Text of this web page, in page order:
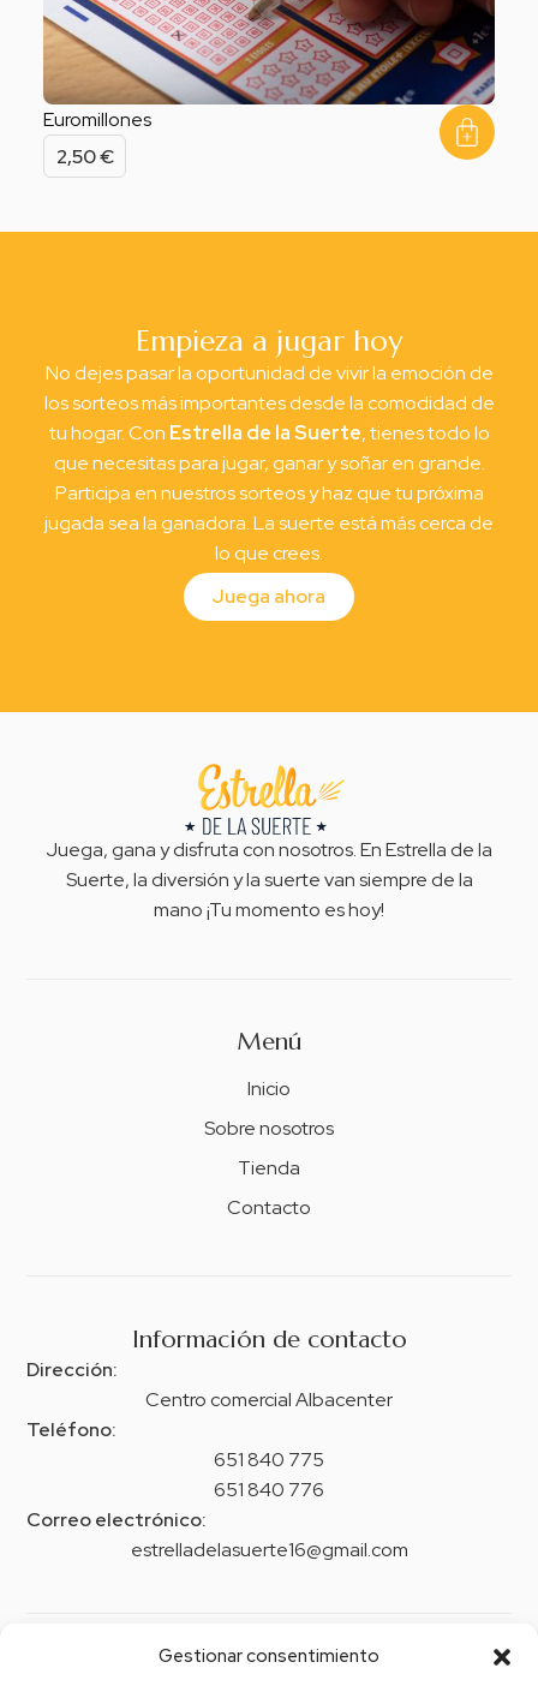
Gestionar consentimiento
Euromillones
2,50€
Empieza a jugar hoy
No dejes pasar la oportunidad de vivir la emoción de
los sorteos más importantes desde la comodidad de
tu hogar. Con Estrella de la Suerte, tienes todo lo
que necesitas para jugar, ganar y soñar en grande.
Participa en nuestros sorteos y haz que tu próxima
jugada sea la ganadora. La suerte está más cerca de
lo que crees.
Juega ahora
Juega, gana y disfruta con nosotros. En Estrella de la
Suerte, la diversión y la suerte van siempre de la
mano ¡Tu momento es hoy!
Menú
Inicio
Sobre nosotros
Tienda
Contacto
Información de contacto
Dirección:
Centro comercial Albacenter
Teléfono:
651 840 775
651 840 776
Correo electrónico:
estrelladelasuerte16@gmail.com
Legal